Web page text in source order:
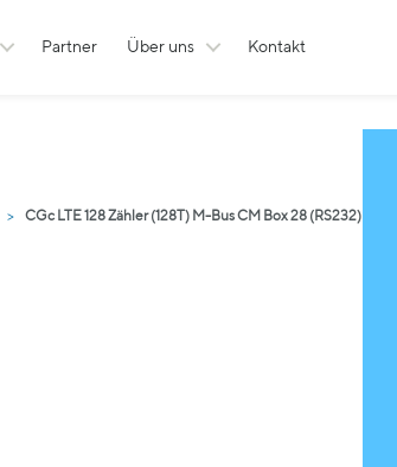
Partner Über uns Kontakt
CGc LTE 128 Zähler (128T) M-Bus CM Box 28 (RS232)